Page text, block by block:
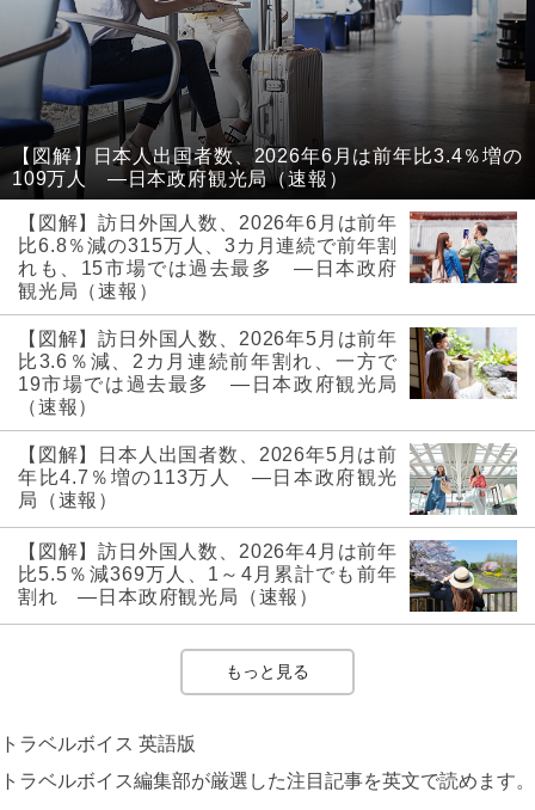
【図解】日本人出国者数、2026年6月は前年比3.4％増の
109万人 ―日本政府観光局（速報）
【図解】訪日外国人数、2026年6月は前年
比6.8％減の315万人、3カ月連続で前年割
れも、15市場では過去最多 ―日本政府
観光局（速報）
【図解】訪日外国人数、2026年5月は前年
比3.6％減、2カ月連続前年割れ、一方で
19市場では過去最多 ―日本政府観光局
（速報）
【図解】日本人出国者数、2026年5月は前
年比4.7％増の113万人 ―日本政府観光
局（速報）
【図解】訪日外国人数、2026年4月は前年
比5.5％減369万人、1～4月累計でも前年
割れ ―日本政府観光局（速報）
もっと見る
トラベルボイス 英語版
トラベルボイス編集部が厳選した注目記事を英文で読めます。